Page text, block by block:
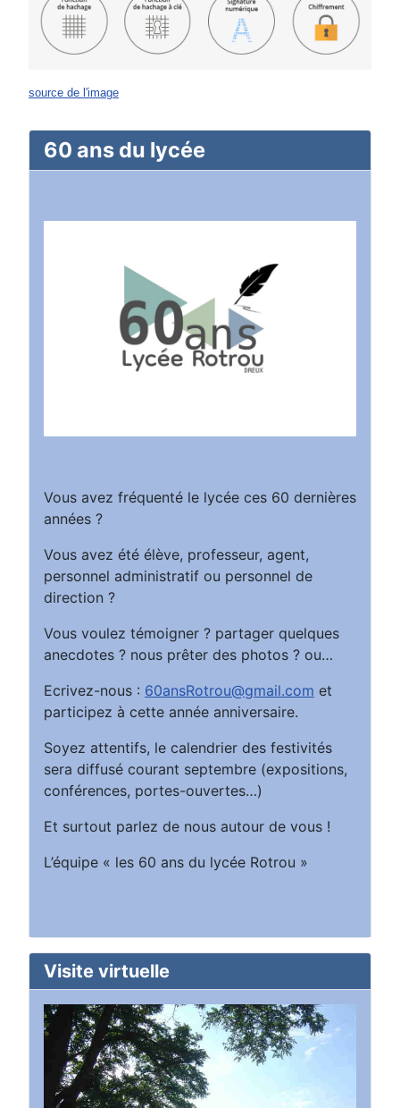
source de l'image
60 ans du lycée
Vous avez fréquenté le lycée ces 60 dernières
années ?
Vous avez été élève, professeur, agent,
personnel administratif ou personnel de
direction ?
Vous voulez témoigner ? partager quelques
anecdotes ? nous prêter des photos ? ou…
Ecrivez-nous : 60ansRotrou@gmail.com et
participez à cette année anniversaire.
Soyez attentifs, le calendrier des festivités
sera diffusé courant septembre (expositions,
conférences, portes-ouvertes…)
Et surtout parlez de nous autour de vous !
L’équipe « les 60 ans du lycée Rotrou »
Visite virtuelle